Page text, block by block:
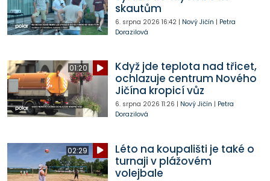
skautům
6. srpna 2026 16:42| Nový Jičín | Petra
Dorazilová
01:20
Když jde teplota nad třicet,
ochlazuje centrum Nového
Jičína kropicí vůz
6. srpna 2026 11:26 | Nový Jičín | Petra
Dorazilová
02:29
Léto na koupališti je také o
turnaji v plážovém
volejbale